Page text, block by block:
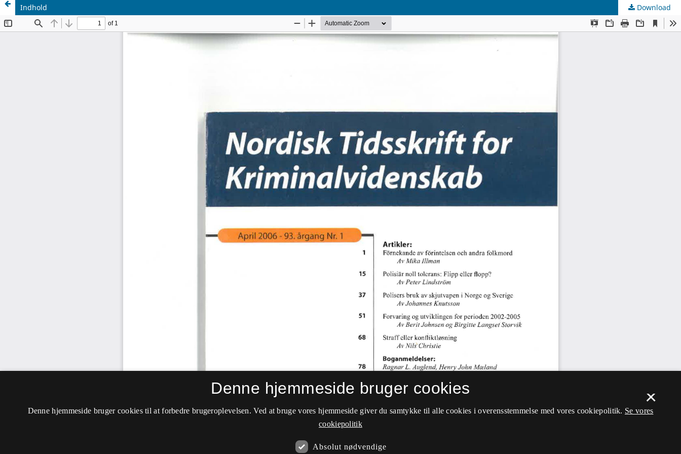
Indhold Download
×
Denne hjemmeside bruger cookies
Denne hjemmeside bruger cookies til at forbedre brugeroplevelsen. Ved at bruge vores hjemmeside giver du samtykke til alle cookies i overensstemmelse med vores cookiepolitik. Se vores
cookiepolitik
Absolut nødvendige